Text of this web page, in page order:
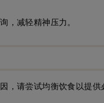
，减轻精神压力。
，请尝试均衡饮食以提供